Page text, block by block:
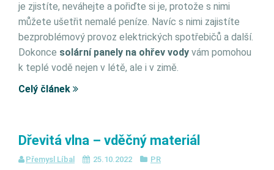
je zjistíte, neváhejte a pořiďte si je, protože s nimi
můžete ušetřit nemalé peníze. Navíc s nimi zajistíte
bezproblémový provoz elektrických spotřebičů a další.
Dokonce solární panely na ohřev vody vám pomohou
k teplé vodě nejen v létě, ale i v zimě.
Celý článek
Dřevitá vlna – vděčný materiál
Přemysl Líbal 25.10.2022 PR